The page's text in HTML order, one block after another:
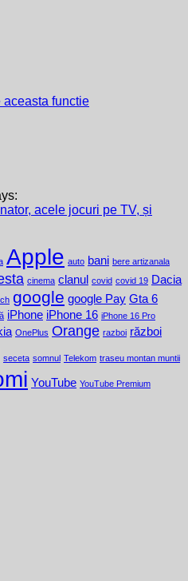
aceasta functie
acele jocuri pe TV, și
Apple auto bani bere artizanala
cinema clanul covid covid 19 Dacia
google google Pay Gta 6
iPhone iPhone 16 iPhone 16 Pro
OnePlus Orange razboi război
seceta somnul Telekom traseu montan muntii
YouTube YouTube Premium